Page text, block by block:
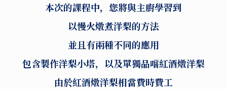
本次的課程中，您將與主廚學習到
以慢火燉煮洋梨的方法
並且有兩種不同的應用
包含製作洋梨小塔，以及單獨品嚐紅酒燉洋梨
由於紅酒燉洋梨相當費時費工